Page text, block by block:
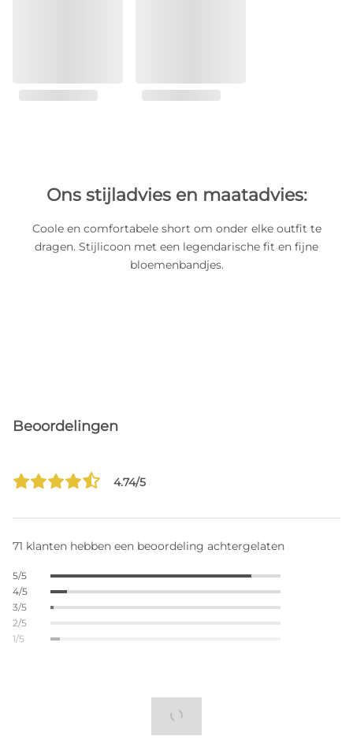
Ons stijladvies en maatadvies:
Coole en comfortabele short om onder elke outfit te
dragen. Stijlicoon met een legendarische fit en fijne
bloemenbandjes.
Beoordelingen
4.74/5
71 klanten hebben een beoordeling achtergelaten
5/5
4/5
3/5
2/5
1/5